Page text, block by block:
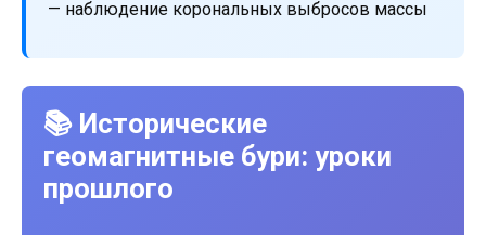
— наблюдение корональных выбросов массы
📚 Исторические
геомагнитные бури: уроки
прошлого